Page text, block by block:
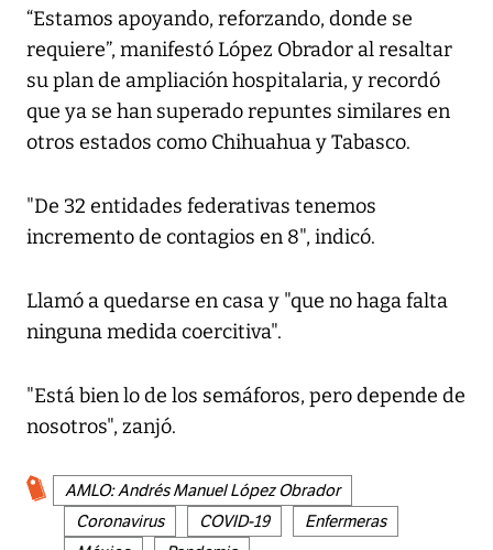
“Estamos apoyando, reforzando, donde se
requiere”, manifestó López Obrador al resaltar
su plan de ampliación hospitalaria, y recordó
que ya se han superado repuntes similares en
otros estados como Chihuahua y Tabasco.
"De 32 entidades federativas tenemos
incremento de contagios en 8", indicó.
Llamó a quedarse en casa y "que no haga falta
ninguna medida coercitiva".
"Está bien lo de los semáforos, pero depende de
nosotros", zanjó.
AMLO: Andrés Manuel López Obrador
Coronavirus
COVID-19
Enfermeras